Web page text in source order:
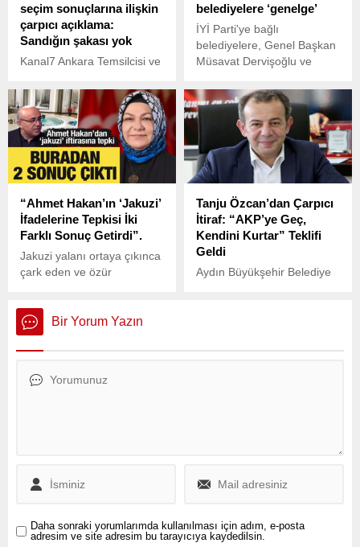
seçim sonuçlarına ilişkin
çarpıcı açıklama:
Sandığın şakası yok
Kanal7 Ankara Temsilcisi ve
AK Parti'nin 31 Mart seçim
sonuçlarına ilişkin 'Sandığın
şakası yok, yerel seçimler
seçmenin fatura kesmek
istediği seçimler' dedi.
belediyelere ‘genelge’
İYİ Parti'ye bağlı
belediyelere, Genel Başkan
Müsavat Dervişoğlu ve
Cumali Durmuş imzasıyla
Şeffaflık, Eşitlik ve İsrafla
Mücadele Genelgesi
gönderildi.
“Ahmet Hakan’ın ‘Jakuzi’
İfadelerine Tepkisi İki
Farklı Sonuç Getirdi”.
Jakuzi yalanı ortaya çıkınca
çark eden ve özür
Hakan'dan geldi.
Tanju Özcan’dan Çarpıcı
İtiraf: “AKP’ye Geç,
Kendini Kurtar” Teklifi
Geldi
Aydın Büyükşehir Belediye
korurken, Bolu Belediye
Bir Yorum Yazın
Daha sonraki yorumlarımda kullanılması için adım, e-posta
adresim ve site adresim bu tarayıcıya kaydedilsin.